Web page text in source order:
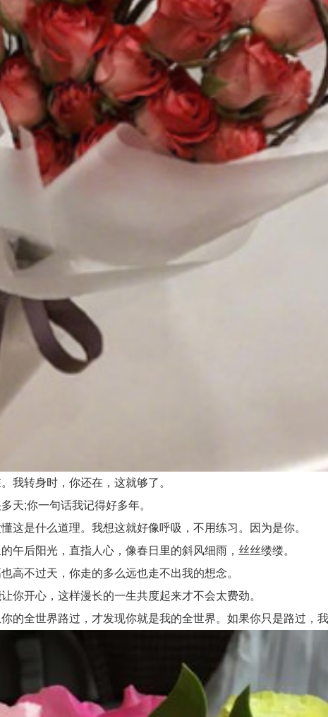
转身时，你还在，这就够了。
;你一句话我记得好多年。
是什么道理。我想这就好像呼吸，不用练习。因为是你。
后阳光，直指人心，像春日里的斜风细雨，丝丝缕缕。
不过天，你走的多么远也走不出我的想念。
开心，这样漫长的一生共度起来才不会太费劲。
全世界路过，才发现你就是我的全世界。如果你只是路过，我